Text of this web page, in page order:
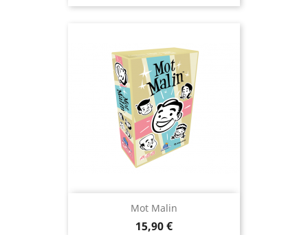
Mot Malin
Prix
15,90 €